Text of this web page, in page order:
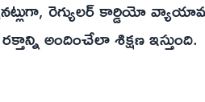
రెగ్యులర్ కార్డియో
అందించేలా శిక్షణ ఇస్తుంది.